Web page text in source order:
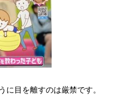
に目を離すのは厳禁です。